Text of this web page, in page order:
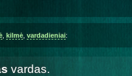
kilmė vardadieniai:
vardas.